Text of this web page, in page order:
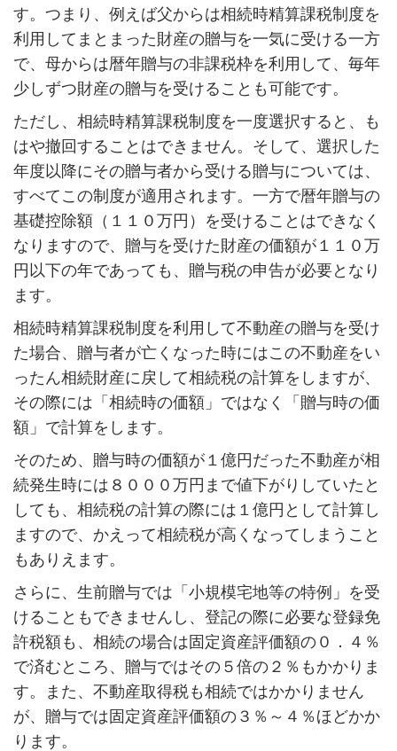
す。つまり、例えば父からは相続時精算課税制度を
利用してまとまった財産の贈与を一気に受ける一方
で、母からは暦年贈与の非課税枠を利用して、毎年
少しずつ財産の贈与を受けることも可能です。
ただし、相続時精算課税制度を一度選択すると、も
はや撤回することはできません。そして、選択した
年度以降にその贈与者から受ける贈与については、
すべてこの制度が適用されます。一方で暦年贈与の
基礎控除額（１１０万円）を受けることはできなく
なりますので、贈与を受けた財産の価額が１１０万
円以下の年であっても、贈与税の申告が必要となり
ます。
相続時精算課税制度を利用して不動産の贈与を受け
た場合、贈与者が亡くなった時にはこの不動産をい
ったん相続財産に戻して相続税の計算をしますが、
その際には「相続時の価額」ではなく「贈与時の価
額」で計算をします。
そのため、贈与時の価額が１億円だった不動産が相
続発生時には８０００万円まで値下がりしていたと
しても、相続税の計算の際には１億円として計算し
ますので、かえって相続税が高くなってしまうこと
もありえます。
さらに、生前贈与では「小規模宅地等の特例」を受
けることもできませんし、登記の際に必要な登録免
許税額も、相続の場合は固定資産評価額の０．４％
で済むところ、贈与ではその５倍の２％もかかりま
す。また、不動産取得税も相続ではかかりません
が、贈与では固定資産評価額の３％～４％ほどかか
ります。